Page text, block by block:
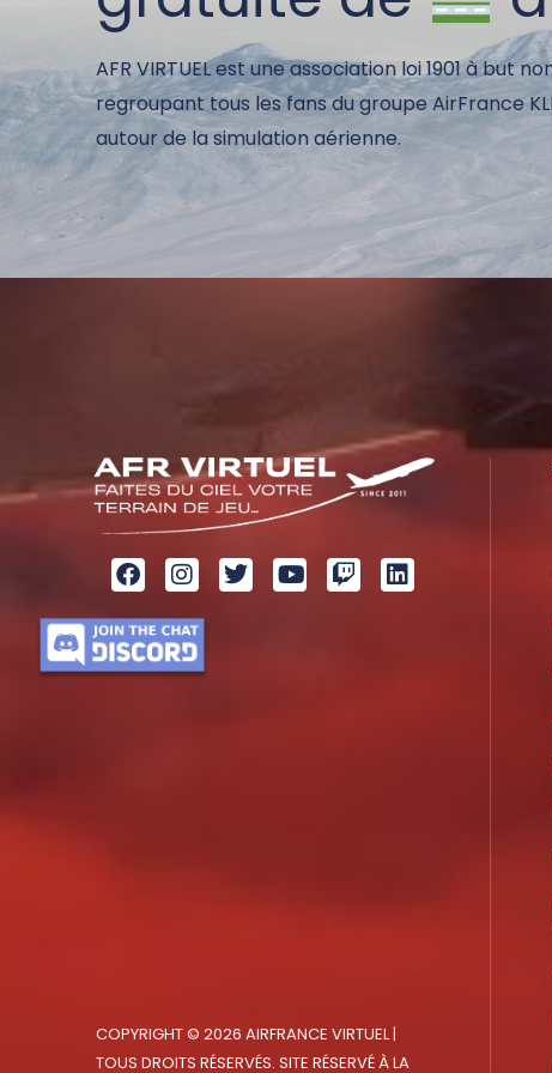
AFR VIRTUEL est une association loi 1901 à but
regroupant tous les fans du groupe AirFrance
autour de la simulation aérienne.
COPYRIGHT © 2026 AIRFRANCE VIRTUEL |
TOUS DROITS RÉSERVÉS. SITE RÉSERVÉ À LA